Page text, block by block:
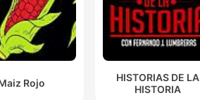
Rojo
HISTORIAS DE LA
HISTORIA